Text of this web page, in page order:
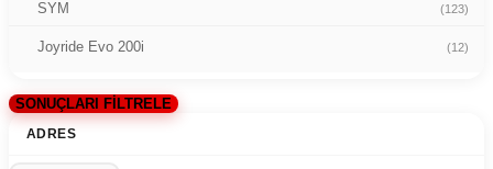
SYM (123)
Joyride Evo 200i (12)
SONUÇLARI FİLTRELE
ADRES